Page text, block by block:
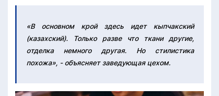
«В основном крой здесь идет кыпчакский
(казахский). Только разве что ткани другие,
отделка немного другая. Но стилистика
похожа», - объясняет заведующая цехом.